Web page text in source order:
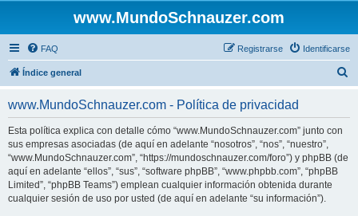
www.MundoSchnauzer.com
FAQ Identificarse
Registrarse
Índice general
www.MundoSchnauzer.com - Política de privacidad
Esta política explica con detalle cómo “www.MundoSchnauzer.com” junto con
sus empresas asociadas (de aquí en adelante “nosotros”, “nos”, “nuestro”,
“www.MundoSchnauzer.com”, “https://mundoschnauzer.com/foro”) y phpBB (de
aquí en adelante “ellos”, “sus”, “software phpBB”, “www.phpbb.com”, “phpBB
Limited”, “phpBB Teams”) emplean cualquier información obtenida durante
cualquier sesión de uso por usted (de aquí en adelante “su información”).